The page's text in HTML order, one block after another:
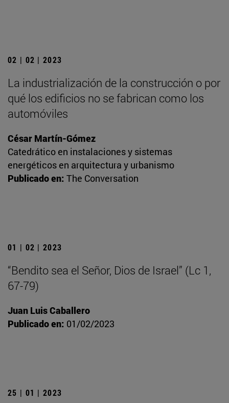
02 | 02 | 2023
La industrialización de la construcción o por
qué los edificios no se fabrican como los
automóviles
César Martín-Gómez
Catedrático en instalaciones y sistemas
energéticos en arquitectura y urbanismo
Publicado en: The Conversation
01 | 02 | 2023
“Bendito sea el Señor, Dios de Israel” (Lc 1,
67-79)
Juan Luis Caballero
Publicado en: 01/02/2023
25 | 01 | 2023